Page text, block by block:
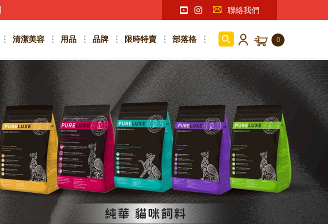
聯絡我們
清潔美容 用品 品牌 限時特賣 部落格 0